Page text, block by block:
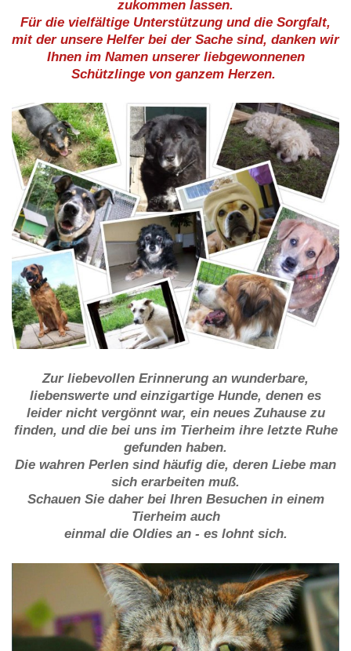
zukommen lassen.
Für die vielfältige Unterstützung und die Sorgfalt,
mit der unsere Helfer bei der Sache sind, danken wir
Ihnen im Namen unserer liebgewonnenen
Schützlinge von ganzem Herzen.
Zur liebevollen Erinnerung an wunderbare,
liebenswerte und einzigartige Hunde, denen es
leider nicht vergönnt war, ein neues Zuhause zu
finden, und die bei uns im Tierheim ihre letzte Ruhe
gefunden haben.
Die wahren Perlen sind häufig die, deren Liebe man
sich erarbeiten muß.
Schauen Sie daher bei Ihren Besuchen in einem
Tierheim auch
einmal die Oldies an - es lohnt sich.